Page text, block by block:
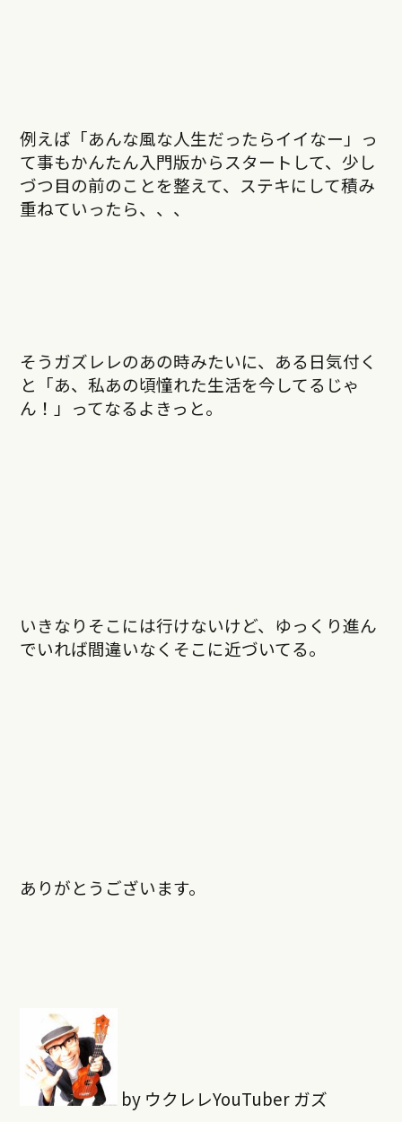
例えば「あんな風な人生だったらイイなー」っ
て事もかんたん入門版からスタートして、少し
づつ目の前のことを整えて、ステキにして積み
重ねていったら、、、
そうガズレレのあの時みたいに、ある日気付く
と「あ、私あの頃憧れた生活を今してるじゃ
ん！」ってなるよきっと。
いきなりそこには行けないけど、ゆっくり進ん
でいれば間違いなくそこに近づいてる。
ありがとうございます。
by ウクレレYouTuber ガズ